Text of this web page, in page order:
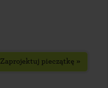
Zaprojektuj pieczątkę »